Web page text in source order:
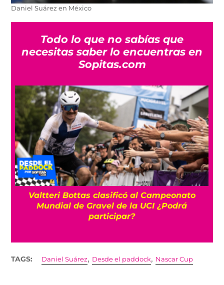
Daniel Suárez en México
Todo lo que no sabías que
necesitas saber lo encuentras en
Sopitas.com
Valtteri Bottas clasificó al Campeonato
Mundial de Gravel de la UCI ¿Podrá
participar?
TAGS: Daniel Suárez, Desde el paddock, Nascar Cup